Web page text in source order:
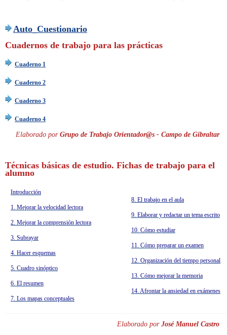
Auto_Cuestionario
Cuadernos de trabajo para las prácticas
Cuaderno 1
Cuaderno 2
Cuaderno 3
Cuaderno 4
Elaborado porGrupo de Trabajo Orientador@s - Campo de Gibraltar
Técnicas básicas de estudio. Fichas de trabajo para el
alumno
Introducción
1. Mejorar la velocidad lectora
2. Mejorar la comprensión lectora
3. Subrayar
4. Hacer esquemas
5. Cuadro sinóptico
6. El resumen
7. Los mapas conceptuales
8. El trabajo en el aula
9. Elaborar y redactar un tema escrito
10. Cómo estudiar
11. Cómo preparar un examen
12. Organización del tiempo personal
13. Cómo mejorar la memoria
14. Afrontar la ansiedad en exámenes
Elaborado por José Manuel Castro